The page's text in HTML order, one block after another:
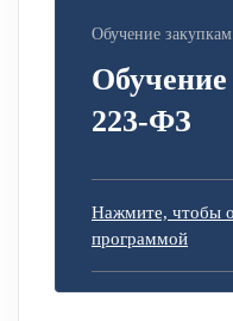
Обучение
223-ФЗ
Нажмите, чтобы
программой